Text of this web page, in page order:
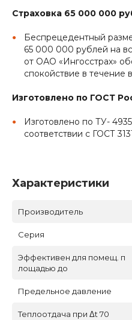
Страховка 65 000 000
Беспрецедентный
65 000 000 рублей на
от ОАО «Ингосстрах»
спокойствие в течение
Изготовлено по ГОСТ
Изготовлено по ТУ-
соответствии с ГОСТ
Характеристики
Производитель
Серия
Эффективен для помещ. п
лощадью до
Предельное давление
Теплоотдача при Δt 70